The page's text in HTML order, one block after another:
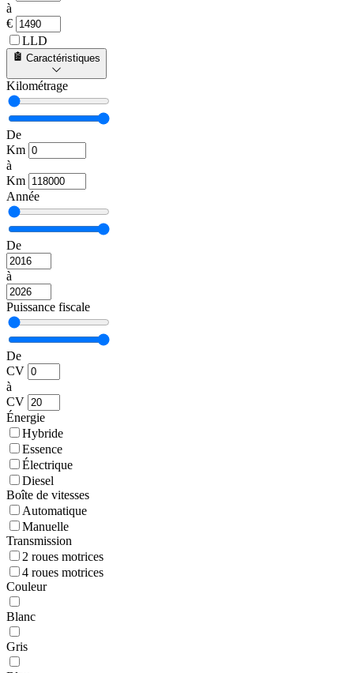
à
€
LLD
Caractéristiques
Kilométrage
De
Km
à
Km
Année
De
à
Puissance fiscale
De
CV
à
CV
Énergie
Hybride
Essence
Électrique
Diesel
Boîte de vitesses
Automatique
Manuelle
Transmission
2 roues motrices
4 roues motrices
Couleur
Blanc
Gris